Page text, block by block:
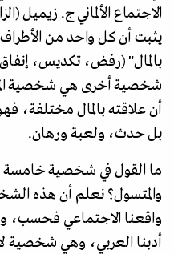
الاجتماع الألماني ج. زيميل
يثبت أن كل واحد من الأطراف
بالمال" (رفض، تكديس،
شخصية أخرى هي شخصية
أن علاقته بالمال مختلفة،
بل حدث، ولعبة ورهان.
ما القول في شخصية
والمتسول؟ نعلم أن هذه
واقعنا الاجتماعي فحسب،
أدبنا العربي، وهي شخصية